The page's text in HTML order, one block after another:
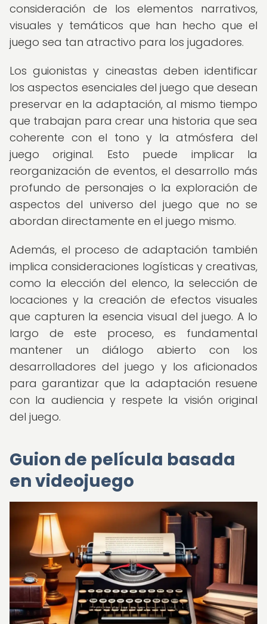
consideración de los elementos narrativos,
visuales y temáticos que han hecho que el
juego sea tan atractivo para los jugadores.
Los guionistas y cineastas deben identificar
los aspectos esenciales del juego que desean
preservar en la adaptación, al mismo tiempo
que trabajan para crear una historia que sea
coherente con el tono y la atmósfera del
juego original. Esto puede implicar la
reorganización de eventos, el desarrollo más
profundo de personajes o la exploración de
aspectos del universo del juego que no se
abordan directamente en el juego mismo.
Además, el proceso de adaptación también
implica consideraciones logísticas y creativas,
como la elección del elenco, la selección de
locaciones y la creación de efectos visuales
que capturen la esencia visual del juego. A lo
largo de este proceso, es fundamental
mantener un diálogo abierto con los
desarrolladores del juego y los aficionados
para garantizar que la adaptación resuene
con la audiencia y respete la visión original
del juego.
Guion de película basada
en videojuego